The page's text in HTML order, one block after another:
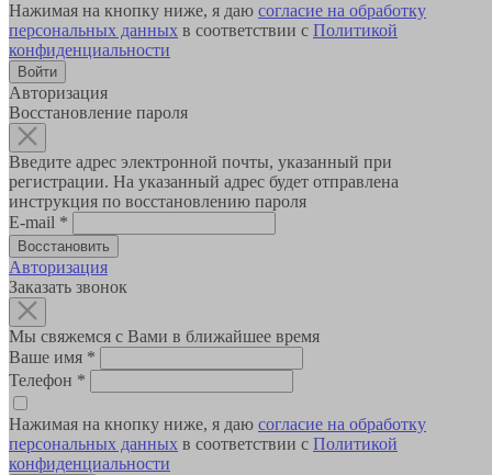
Нажимая на кнопку ниже, я даю согласие на обработку
персональных данных в соответствии с Политикой
конфиденциальности
Авторизация
Восстановление пароля
Введите адрес электронной почты, указанный при
регистрации. На указанный адрес будет отправлена
инструкция по восстановлению пароля
E-mail *
Авторизация
Заказать звонок
Мы свяжемся с Вами в ближайшее время
Ваше имя *
Телефон *
Нажимая на кнопку ниже, я даю согласие на обработку
персональных данных в соответствии с Политикой
конфиденциальности